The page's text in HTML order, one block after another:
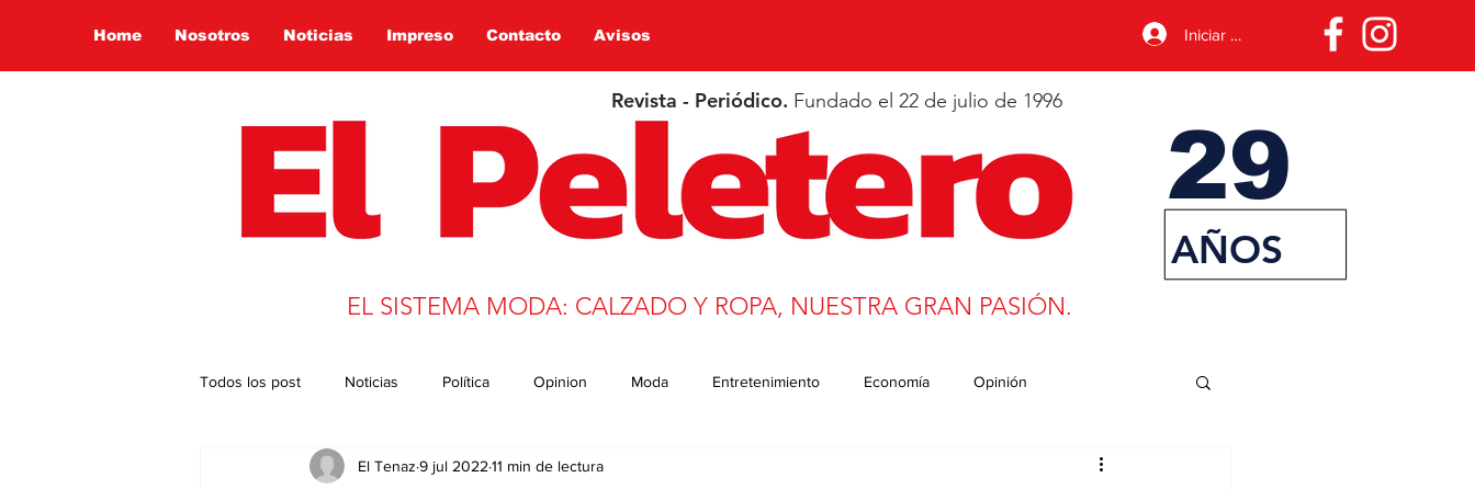
Home Nosotros Noticias Impreso Contacto Avisos Iniciar sesión
Revista - Periódico. Fundado el 22 de julio de 1996
29
AÑOS
EL SISTEMA MODA: CALZADO Y ROPA, NUESTRA GRAN PASIÓN.
Todos los post Noticias Política Opinion Moda Entretenimiento Economía Opinión
Presidencia 2022 Globalización Salud Desarrollo
El Tenaz 9 jul 2022 11 min de lectura